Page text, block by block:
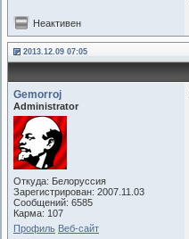
Неактивен
2013.12.09 07:05
Gemorroj
Administrator
Откуда: Белоруссия
Зарегистрирован: 2007.11.03
Сообщений: 6585
Карма: 107
Профиль Веб-сайт